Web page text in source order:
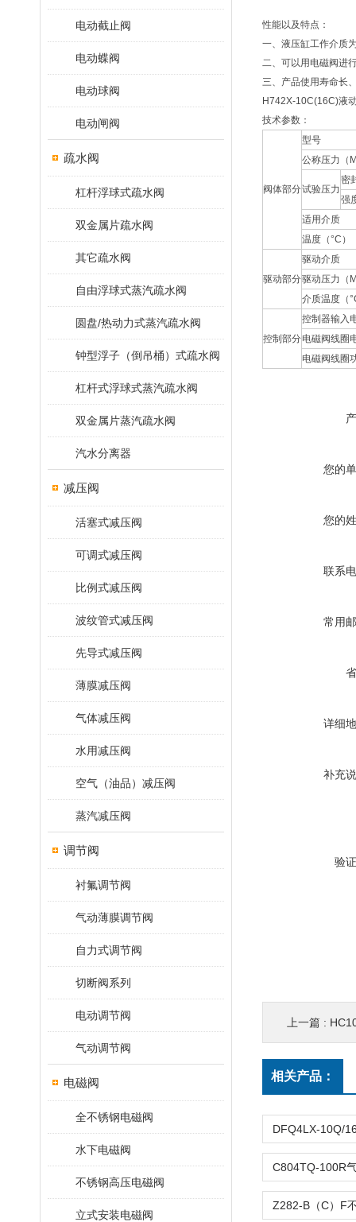
电动截止阀
电动蝶阀
电动球阀
电动闸阀
疏水阀
杠杆浮球式疏水阀
双金属片疏水阀
其它疏水阀
自由浮球式蒸汽疏水阀
圆盘/热动力式蒸汽疏水阀
钟型浮子（倒吊桶）式疏水阀
杠杆式浮球式蒸汽疏水阀
双金属片蒸汽疏水阀
汽水分离器
减压阀
活塞式减压阀
可调式减压阀
比例式减压阀
波纹管式减压阀
先导式减压阀
薄膜减压阀
气体减压阀
水用减压阀
空气（油品）减压阀
蒸汽减压阀
调节阀
衬氟调节阀
气动薄膜调节阀
自力式调节阀
切断阀系列
电动调节阀
气动调节阀
电磁阀
全不锈钢电磁阀
水下电磁阀
不锈钢高压电磁阀
立式安装电磁阀
性能以及特点：
一、液压缸工作介质
二、可以用电磁阀进
三、产品使用寿命长
H742X-10C(16C)液
技术参数：
阀体部分
型号
公称压力（
试验压力
密
强
适用介质
温度（°C）
驱动部分
驱动介质
驱动压力（
介质温度（
控制部分
控制器输入
电磁阀线圈
电磁阀线圈
您的
您的
联系
常用
详细
补充
验
上一篇 :
相关产品：